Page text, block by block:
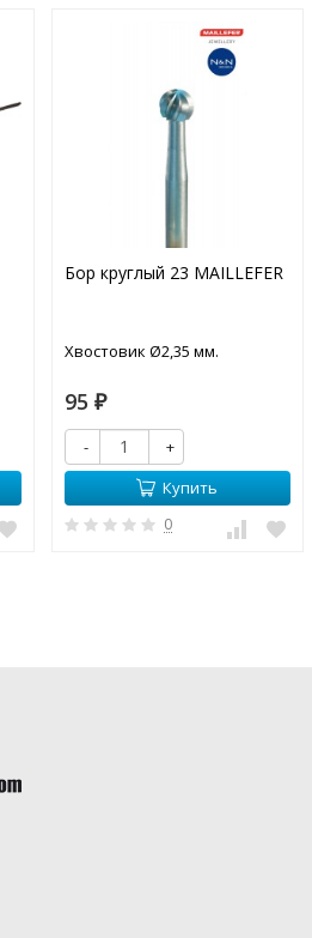
Бор круглый 23 MAILLEFER
Хвостовик Ø2,35 мм.
95 ₽
-
+
Купить
0